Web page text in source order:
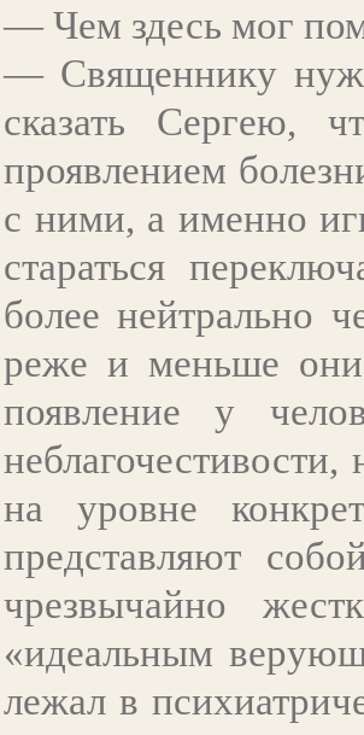
— Чем здесь мог
— Священнику
сказать Сергею,
проявлением
с ними, а именно
стараться
более нейтрально
реже и меньше они
появление у
неблагочестивости,
на уровне
представляют
чрезвычайно
«идеальным
лежал в